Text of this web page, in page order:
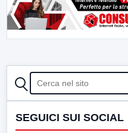
CERCA
SEGUICI SUI SOCIAL